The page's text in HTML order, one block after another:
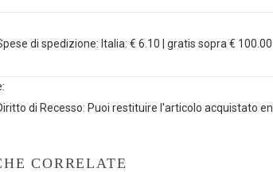
di spedizione: Italia: € 6.10 | gratis sopra €
di Recesso: Puoi restituire l'articolo acquistato
CORRELATE